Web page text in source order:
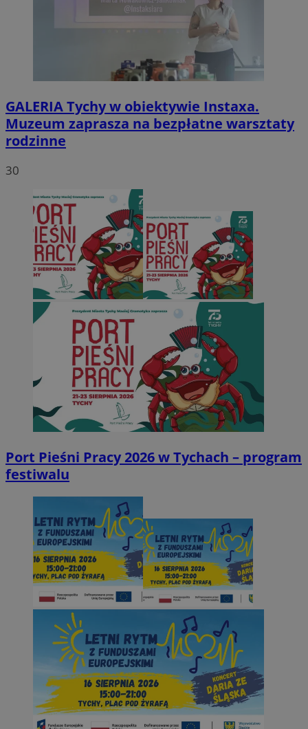
GALERIATychy w obiektywie Instaxa.
Muzeum zaprasza na bezpłatne warsztaty
rodzinne
30
Port Pieśni Pracy 2026 w Tychach – program
festiwalu